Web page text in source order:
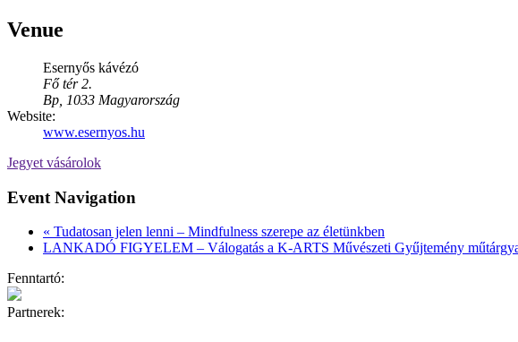
Venue
Esernyős kávézó
Fő tér 2.
Bp 1033 Magyarország
Website:
www.esernyos.hu
Jegyet vásárolok
Event Navigation
« Tudatosan jelen lenni – Mindfulness szerepe az életünkben
LANKADÓ FIGYELEM – Válogatás a K-ARTS Művészeti Gyűjtemény
Fenntartó:
Partnerek: